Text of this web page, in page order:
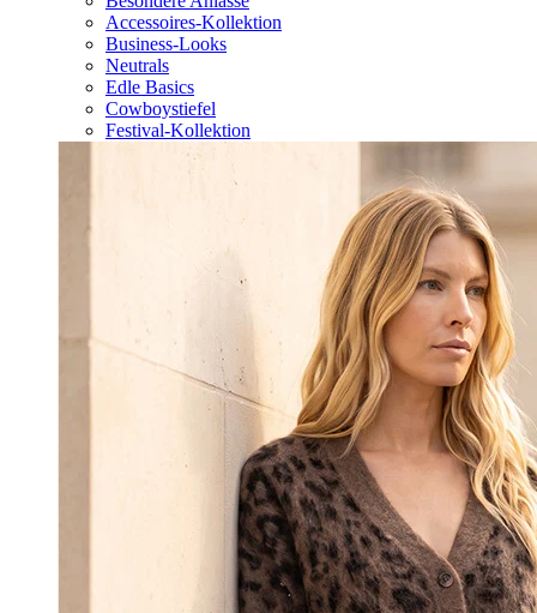
Accessoires-Kollektion
Business-Looks
Neutrals
Edle Basics
Cowboystiefel
Festival-Kollektion